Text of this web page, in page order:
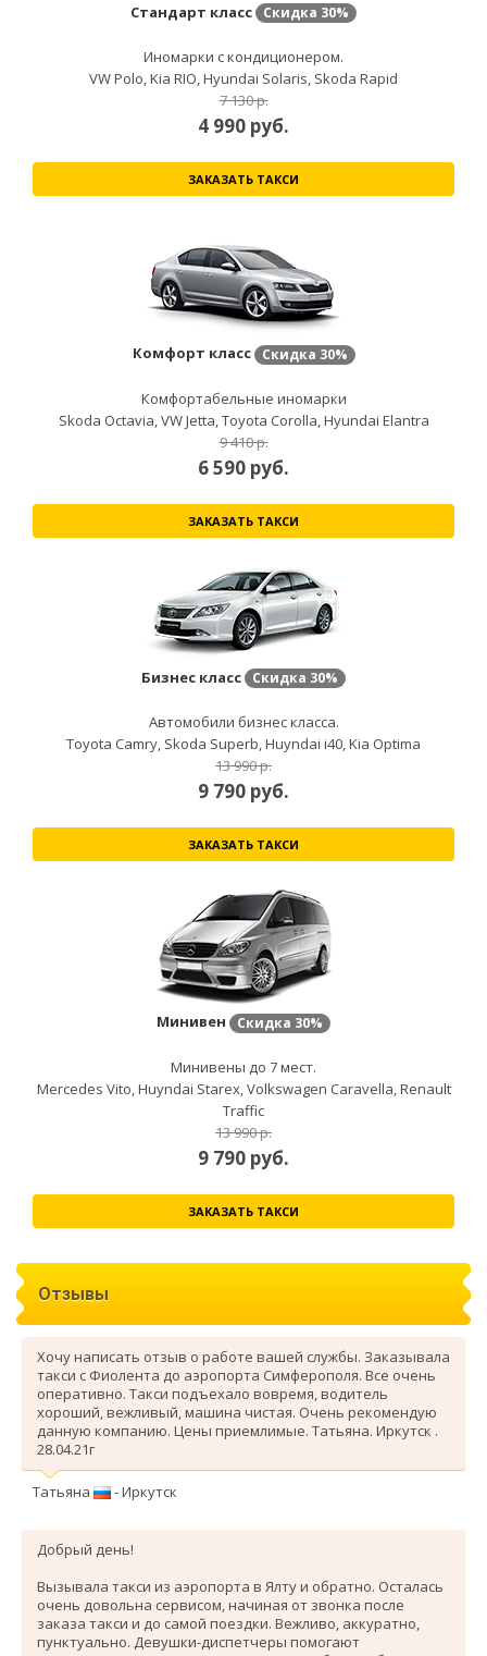
Стандарт класс Скидка 30%
Иномарки с кондиционером.
VW Polo, Kia RIO, Hyundai Solaris, Skoda Rapid
7 130 р.
4 990 руб.
ЗАКАЗАТЬ ТАКСИ
Комфорт класс Скидка 30%
Комфортабельные иномарки
Skoda Octavia, VW Jetta, Toyota Corolla, Hyundai Elantra
9 410 р.
6 590 руб.
ЗАКАЗАТЬ ТАКСИ
Бизнес класс Скидка 30%
Автомобили бизнес класса.
Toyota Camry, Skoda Superb, Huyndai i40, Kia Optima
13 990 р.
9 790 руб.
ЗАКАЗАТЬ ТАКСИ
Минивен Скидка 30%
Минивены до 7 мест.
Mercedes Vito, Huyndai Starex, Volkswagen Caravella, Renault
Traffic
13 990 р.
9 790 руб.
ЗАКАЗАТЬ ТАКСИ
Отзывы
Хочу написать отзыв о работе вашей службы. Заказывала
такси с Фиолента до аэропорта Симферополя. Все очень
оперативно. Такси подъехало вовремя, водитель
хороший, вежливый, машина чистая. Очень рекомендую
данную компанию. Цены приемлимые. Татьяна. Иркутск .
28.04.21г
Татьяна - Иркутск
Добрый день!
Вызывала такси из аэропорта в Ялту и обратно. Осталась
очень довольна сервисом, начиная от звонка после
заказа такси и до самой поездки. Вежливо, аккуратно,
пунктуально. Девушки-диспетчеры помогают